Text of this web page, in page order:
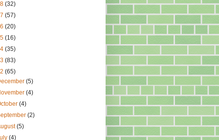
(32)
(57)
(20)
(16)
(35)
(83)
(65)
(5)
(4)
(4)
(2)
(5)
(4)